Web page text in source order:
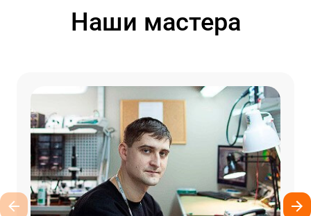
Наши мастера